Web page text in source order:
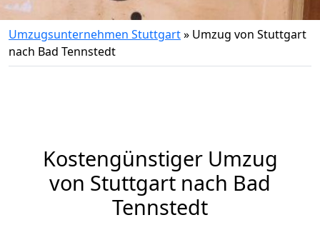
Umzugsunternehmen Stuttgart» Umzug von Stuttgart
nach Bad Tennstedt
Kostengünstiger Umzug
von Stuttgart nach Bad
Tennstedt